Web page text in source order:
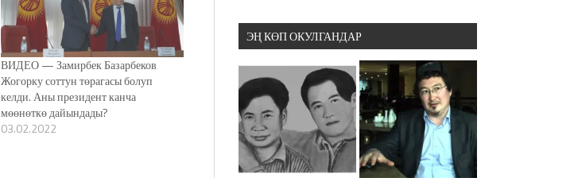
ВИДЕО — Замирбек Базарбеков
Жогорку соттун төрагасы болуп
келди. Аны президент канча
мөөнөткө дайындады?
03.02.2022
ЭҢ КӨП ОКУЛГАНДАР